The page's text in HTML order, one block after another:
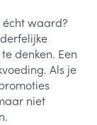
écht waard?
denken. Een
Als je
niet